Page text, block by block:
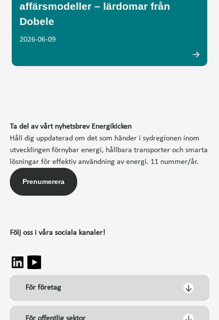
affärsmodeller – lärdomar från
Dobele
2026-06-09
Ta del av vårt nyhetsbrev Energikicken
Håll dig uppdaterad om det som händer i sydregionen inom
utvecklingen förnybar energi, hållbara transporter och smarta
lösningar för effektiv användning av energi. 11 nummer/år.
Prenumerera
Följ oss i våra sociala kanaler!
För företag